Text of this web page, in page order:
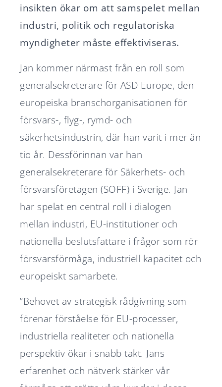
insikten ökar om att samspelet mellan
industri, politik och regulatoriska
myndigheter måste effektiviseras.
Jan kommer närmast från en roll som
generalsekreterare för ASD Europe, den
europeiska branschorganisationen för
försvars-, flyg-, rymd- och
säkerhetsindustrin, där han varit i mer än
tio år. Dessförinnan var han
generalsekreterare för Säkerhets- och
försvarsföretagen (SOFF) i Sverige. Jan
har spelat en central roll i dialogen
mellan industri, EU-institutioner och
nationella beslutsfattare i frågor som rör
försvarsförmåga, industriell kapacitet och
europeiskt samarbete.
”Behovet av strategisk rådgivning som
förenar förståelse för EU-processer,
industriella realiteter och nationella
perspektiv ökar i snabb takt. Jans
erfarenhet och nätverk stärker vår